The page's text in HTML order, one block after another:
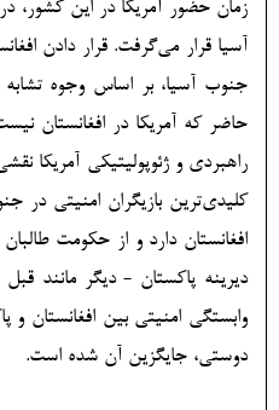
زمان حضور آمریکا در این
آسیا قرار می‌گرفت. قرار دادن
جنوب آسیا، بر اساس وجوه
حاضر که آمریکا در افغانستان
راهبردی و ژئوپولیتیکی آمریکا
کلیدی‌ترین بازیگران امنیتی در
افغانستان دارد و از حکومت
دیرینه پاکستان - دیگر مانند قبل
وابستگی امنیتی بین افغانستان
دوستی، جایگزین آن شده است.